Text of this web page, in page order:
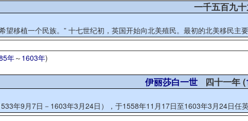
一千五百九
在从前无人来到的地方，我们希望移植一个民族。” 十七世纪初，英国开始向
年～ 1603年)
伊丽莎白一世 四十一年 (
年9月7日－1603年3月24日），于1558年11月17日至1603年3月24日